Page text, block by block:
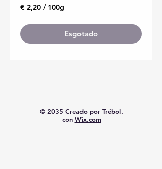
€ 2,20 / 100g
por
100
gramas
Esgotado
© 2035 Creado por Trébol.
con Wix.com